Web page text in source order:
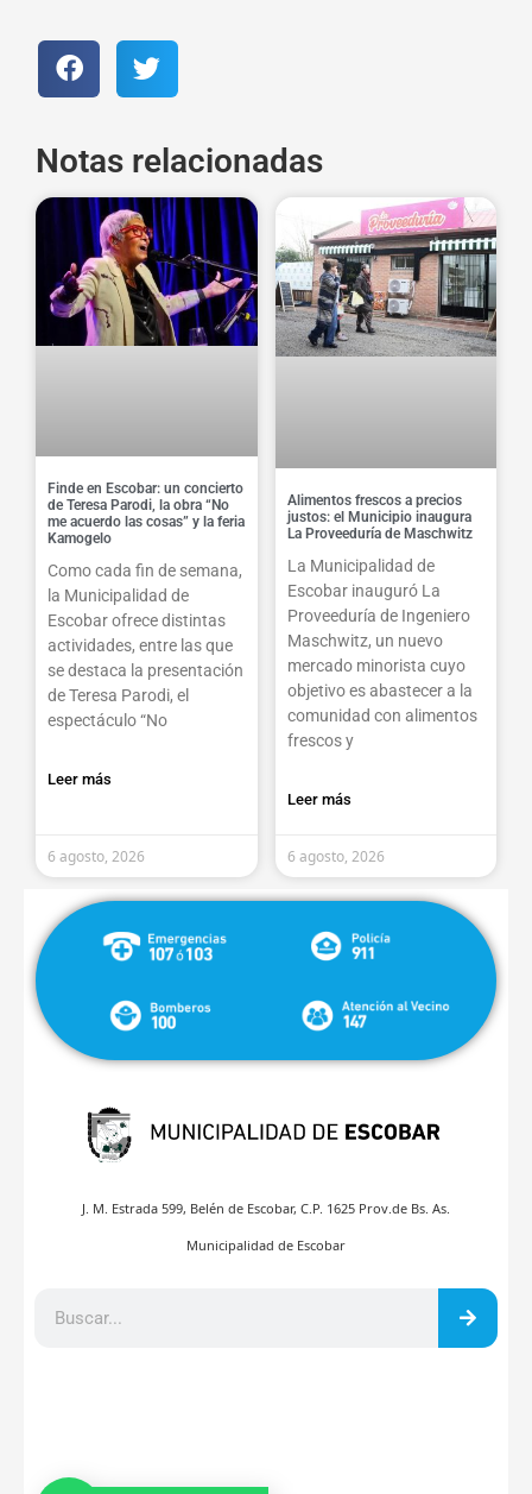
Notas relacionadas
Finde en Escobar: un concierto
de Teresa Parodi, la obra “No
me acuerdo las cosas” y la feria
Kamogelo
Como cada fin de semana,
la Municipalidad de
Escobar ofrece distintas
actividades, entre las que
se destaca la presentación
de Teresa Parodi, el
espectáculo “No
Leer más
6 agosto, 2026
Alimentos frescos a precios
justos: el Municipio inaugura
La Proveeduría de Maschwitz
La Municipalidad de
Escobar inauguró La
Proveeduría de Ingeniero
Maschwitz, un nuevo
mercado minorista cuyo
objetivo es abastecer a la
comunidad con alimentos
frescos y
Leer más
6 agosto, 2026
J. M. Estrada 599, Belén de Escobar, C.P. 1625 Prov.de Bs. As.
Municipalidad de Escobar